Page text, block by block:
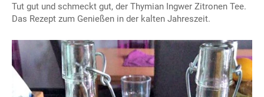
Tut gut und schmeckt gut, der Thymian Ingwer Zitronen Tee.
Das Rezept zum Genießen in der kalten Jahreszeit.